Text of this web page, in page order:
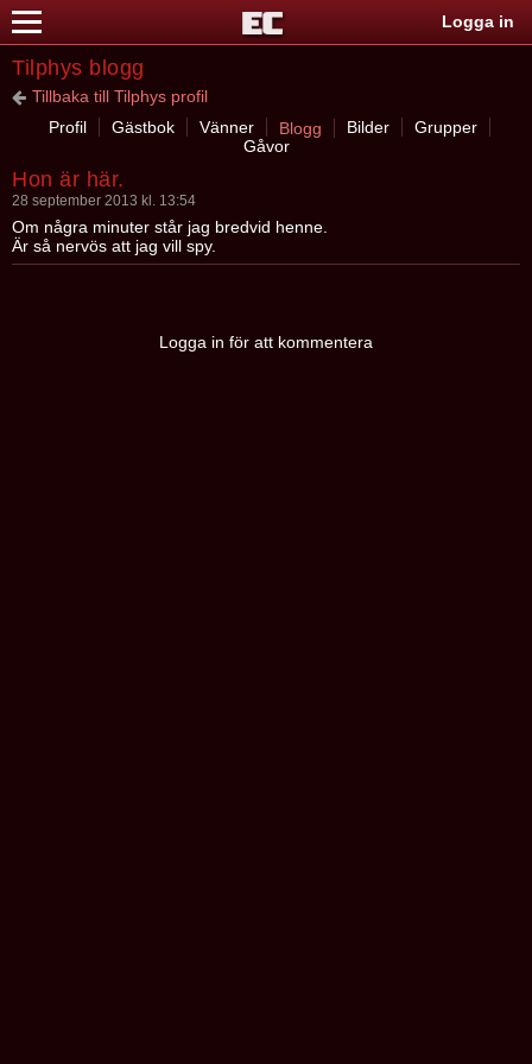
Logga in
Tilphys blogg
Tillbaka till Tilphys profil
Profil
Gästbok Vänner Blogg Bilder
Grupper
Gåvor
Hon är här.
28 september 2013 kl. 13:54
Om några minuter står jag bredvid henne.
Är så nervös att jag vill spy.
Logga in för att kommentera